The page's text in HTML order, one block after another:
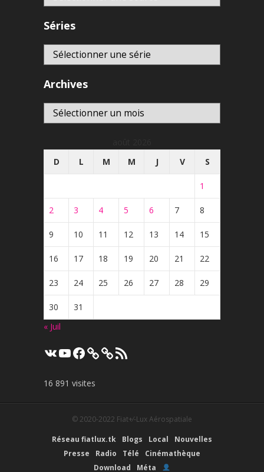
Séries
Archives
Archives
D
L M M J V S
1
2 3 4 5 6 7 8
9 10 11 12 13 14 15
16 17 18 19 20 21 22
23 24 25 26 27 28 29
30
31
« Juil
VK YouTube
Facebook Flux
RSS
16 891 visites
© 2020-2022 Fiat+⁄-Lux Aérospatiale
Réseau fiatlux.tk
Blogs Local
Nouvelles
Presse
Radio Télé
Cinémathèque
Download
Méta